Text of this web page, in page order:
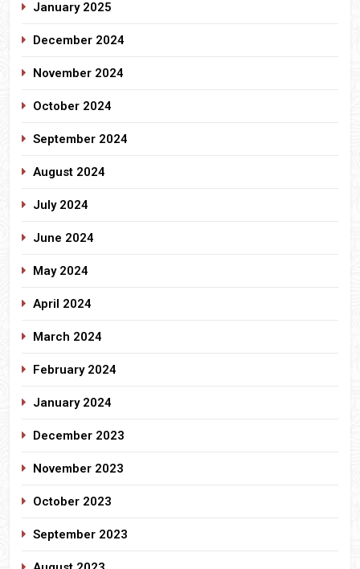
January 2025
December 2024
November 2024
October 2024
September 2024
August 2024
July 2024
June 2024
May 2024
April 2024
March 2024
February 2024
January 2024
December 2023
November 2023
October 2023
September 2023